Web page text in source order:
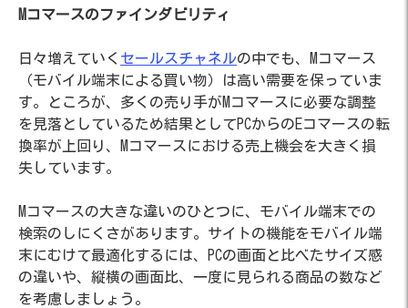
Mコマースのファインダビリティ
日々増えていく セールスチャネルの中でも、Mコマース
（モバイル端末による買い物）は高い需要を保っていま
す。ところが、多くの売り手がMコマースに必要な調整
を見落としているため結果としてPCからのEコマースの転
換率が上回り、Mコマースにおける売上機会を大きく損
失しています。
Mコマースの大きな違いのひとつに、モバイル端末での
検索のしにくさがあります。サイトの機能をモバイル端
末にむけて最適化するには、PCの画面と比べたサイズ感
の違いや、縦横の画面比、一度に見られる商品の数など
を考慮しましょう。